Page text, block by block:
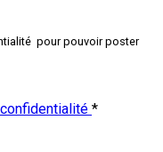
pour pouvoir poster
*